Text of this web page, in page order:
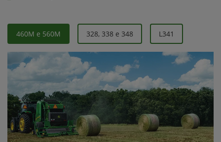
460M e 560M 328, 338 e 348 L341